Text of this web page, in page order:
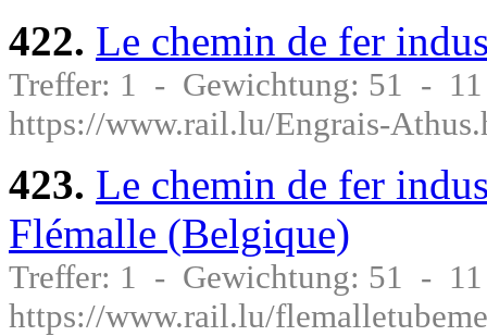
422. Le chemin de fer
Treffer: 1 - Gewichtung: 51 -
https://www.rail.lu/Engrais-
423. Le chemin de fer
Flémalle (Belgique)
Treffer: 1 - Gewichtung: 51 -
https://www.rail.lu/